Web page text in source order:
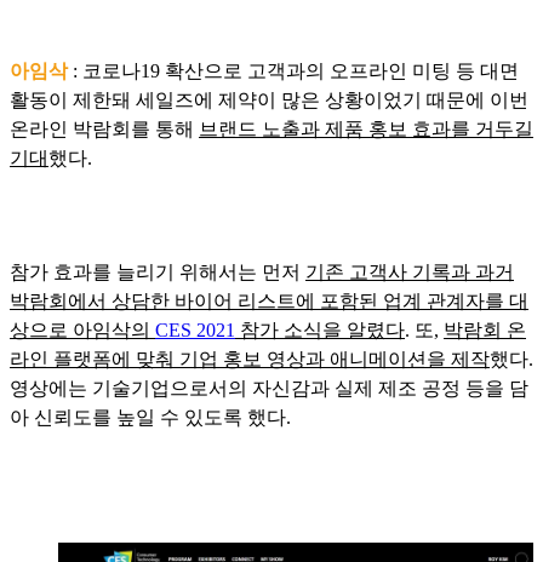
아임삭: 코로나19 확산으로 고객과의 오프라인 미팅 등 대면
활동이 제한돼 세일즈에 제약이 많은 상황이었기 때문에 이번
온라인 박람회를 통해 브랜드 노출과 제품 홍보 효과를 거두길
기대 했다.
참가 효과를 늘리기 위해서는 먼저 기존 고객사 기록과 과거
박람회에서 상담한 바이어 리스트에 포함된 업계 관계자를 대
상으로 아임삭의 CES 2021 참가 소식을 알렸다. 또, 박람회 온
라인 플랫폼에 맞춰 기업 홍보 영상과 애니메이션을 제작했다.
영상에는 기술기업으로서의 자신감과 실제 제조 공정 등을 담
아 신뢰도를 높일 수 있도록 했다.